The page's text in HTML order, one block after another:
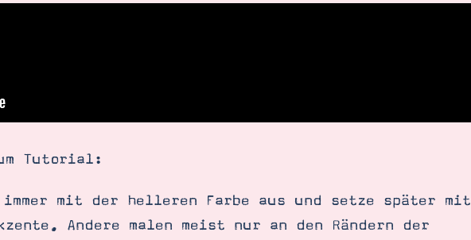
Tutorial:
mit der helleren Farbe aus und setze später mit
Andere malen meist nur an den Rändern der